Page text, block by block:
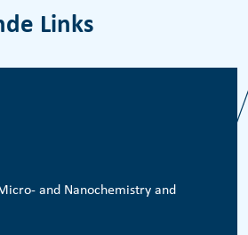
Links
and Nanochemistry and